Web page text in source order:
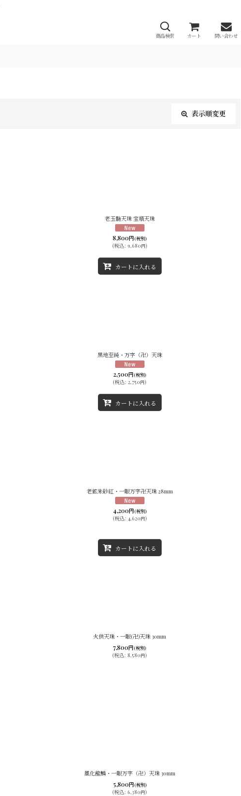
商品検索 カート 問い合わせ
表示順変更
老玉髄天珠 宝瓶天珠
8,800円(税別)
(税込: 9,680円)
カートに入れる
黒地至純・万字（卍）天珠
2,500円(税別)
(税込: 2,750円)
カートに入れる
老鉱朱砂紅・一眼万字卍天珠 28mm
4,200円(税別)
(税込: 4,620円)
カートに入れる
火供天珠・一眼(卍)天珠 30mm
7,800円(税別)
(税込: 8,580円)
風化龍鱗・一眼万字（卍）天珠 30mm
5,800円(税別)
(税込: 6,380円)